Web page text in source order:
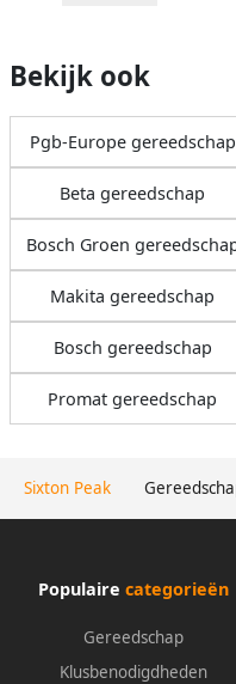
Sixton Peak
Bekijk ook
Pgb-Europe gereedschap
Beta gereedschap
Bosch Groen
Makita gereedschap
Bosch gereedschap
Promat gereedschap
Populaire categorieën
Gereedschap
Klusbenodigdheden